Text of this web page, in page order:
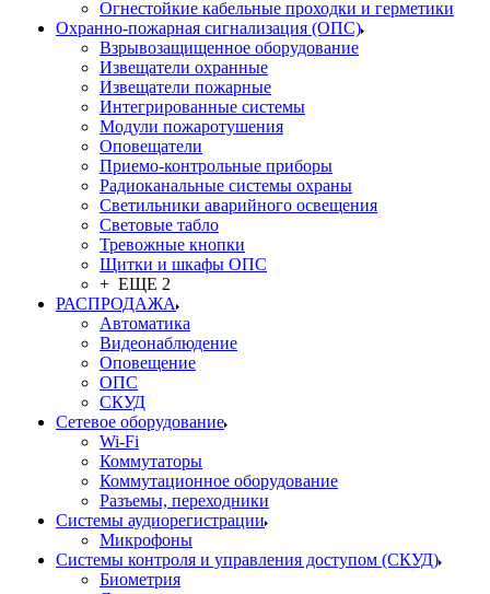
Огнестойкие кабельные проходки и герметики
Охранно-пожарная сигнализация (ОПС)
Взрывозащищенное оборудование
Извещатели охранные
Извещатели пожарные
Интегрированные системы
Модули пожаротушения
Оповещатели
Приемо-контрольные приборы
Радиоканальные системы охраны
Светильники аварийного освещения
Световые табло
Тревожные кнопки
Щитки и шкафы ОПС
+ ЕЩЕ 2
РАСПРОДАЖА
Автоматика
Видеонаблюдение
Оповещение
ОПС
СКУД
Сетевое оборудование
Wi-Fi
Коммутаторы
Коммутационное оборудование
Разъемы, переходники
Системы аудиорегистрации
Микрофоны
Системы контроля и управления доступом (СКУД)
Биометрия